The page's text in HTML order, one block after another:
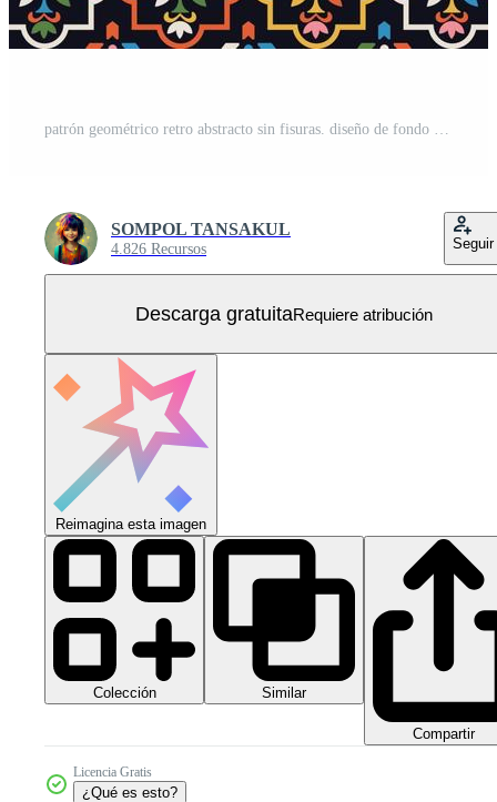
patrón geométrico retro abstracto sin fisuras. diseño de fondo nostálgico de colores brillantes. ilustración vectorial Vector Gratis
SOMPOL TANSAKUL
4.826 Recursos Seguir
Descarga gratuitaRequiere atribución
Reimagina esta imagen
Colección Similar
Compartir
Licencia Gratis
¿Qué es esto?